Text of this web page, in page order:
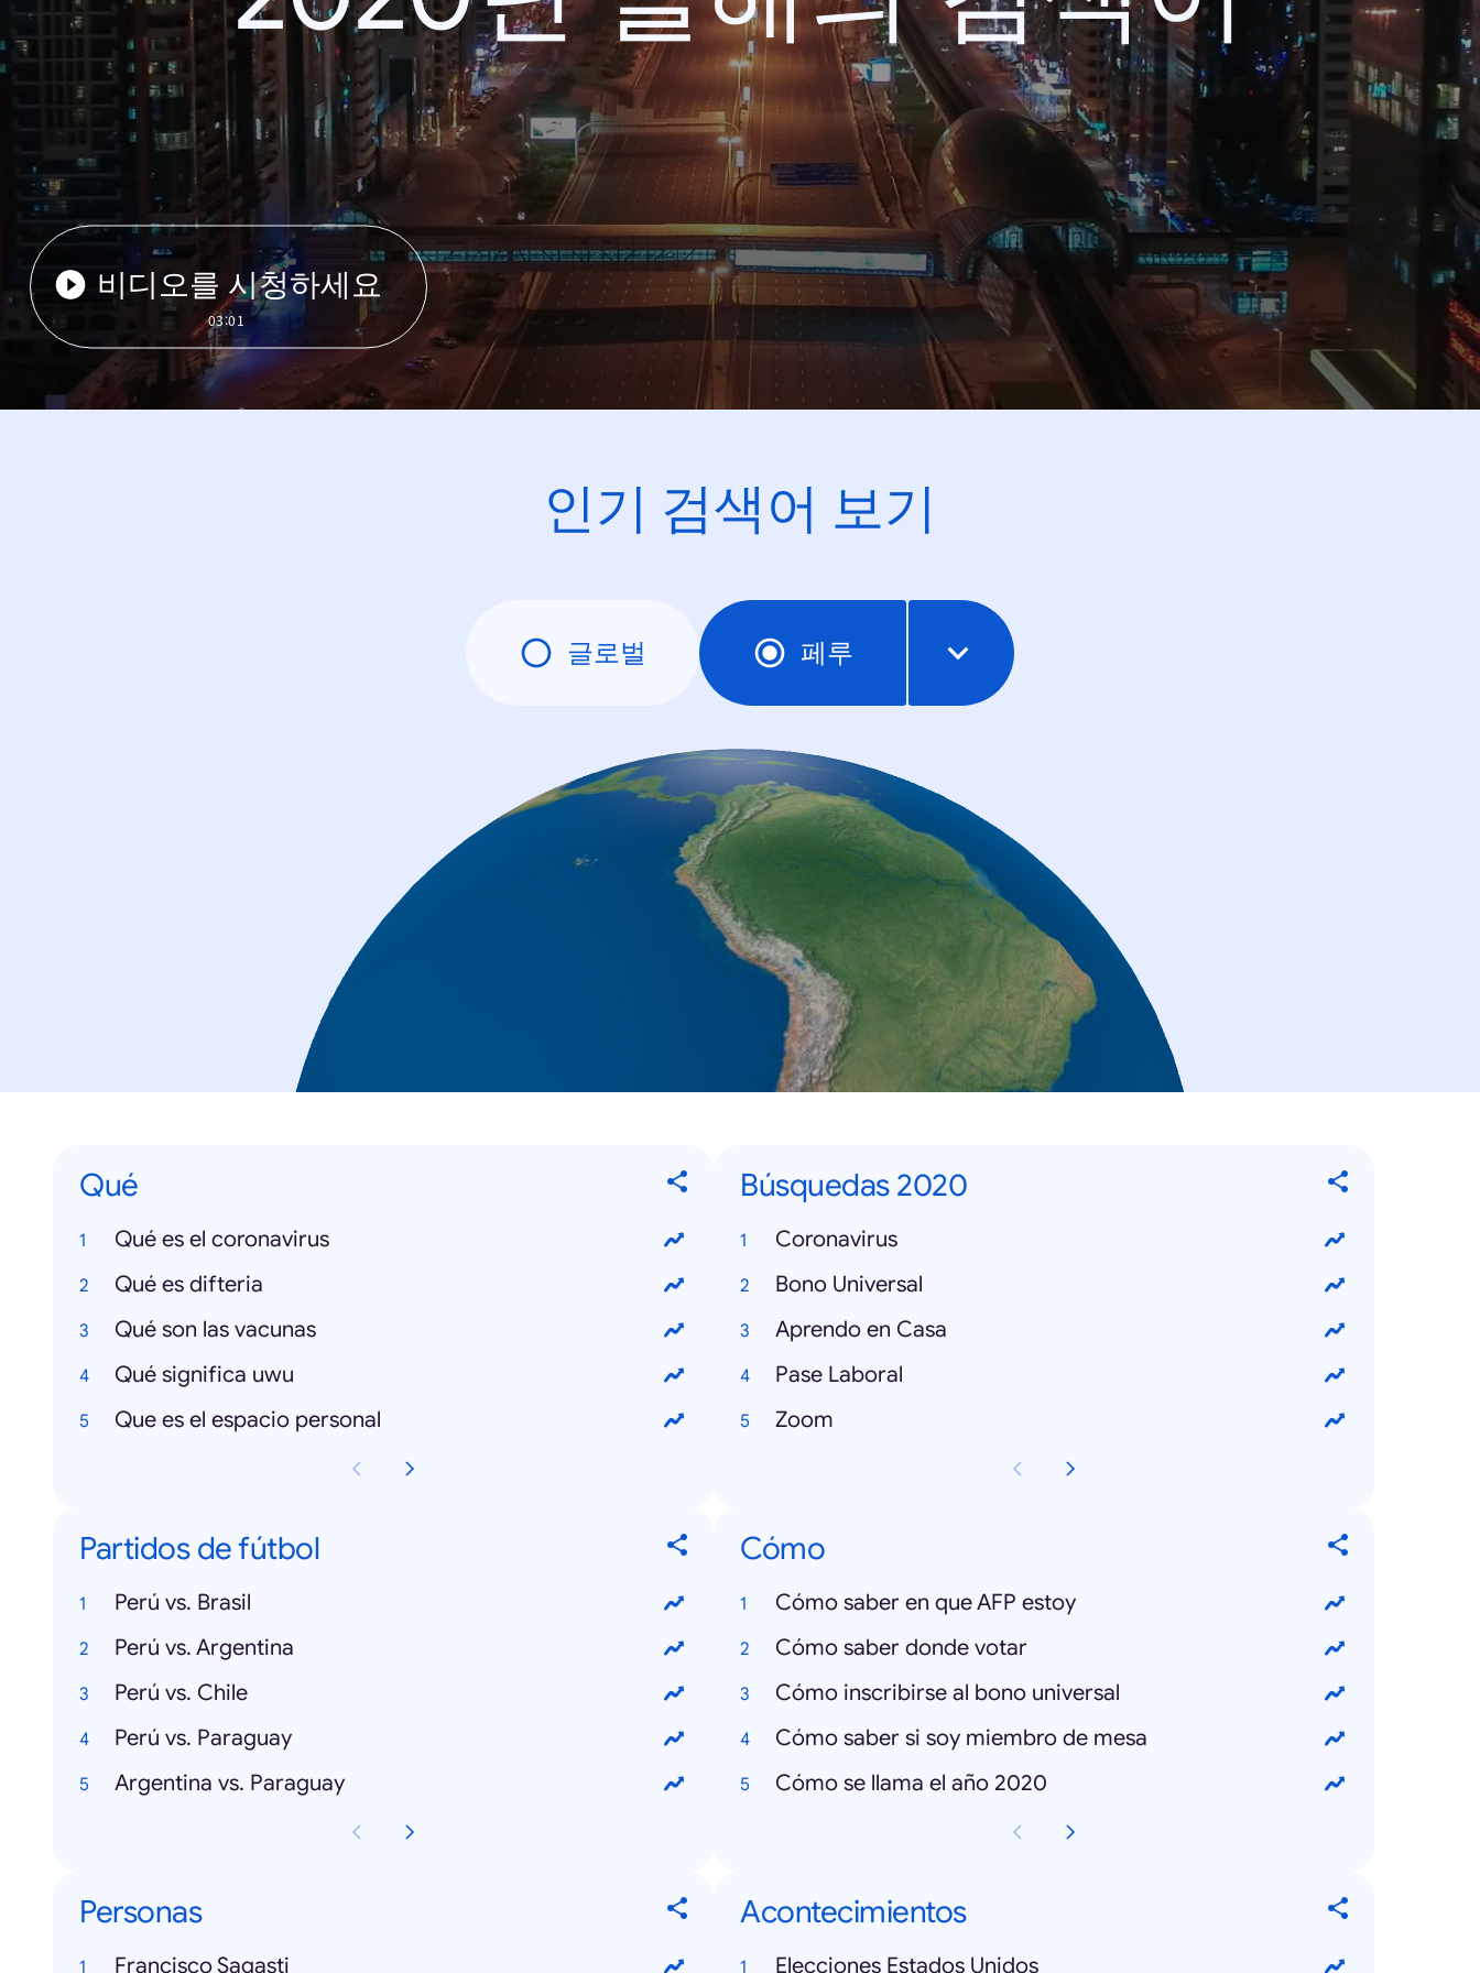
비디오를 시청하세요
03:01
인기 검색어 보기
글로벌 페루
Qué
Qué es el coronavirus
Qué es difteria
Qué son las vacunas
Qué significa uwu
Que es el espacio personal
Búsquedas 2020
Coronavirus
Bono Universal
Aprendo en Casa
Pase Laboral
Zoom
Partidos de fútbol
Perú vs. Brasil
Perú vs. Argentina
Perú vs. Chile
Perú vs. Paraguay
Argentina vs. Paraguay
Cómo
Cómo saber en que AFP estoy
Cómo saber donde votar
Cómo inscribirse al bono universal
Cómo saber si soy miembro de mesa
Cómo se llama el año 2020
Personas
Francisco Sagasti
Acontecimientos
Elecciones Estados Unidos